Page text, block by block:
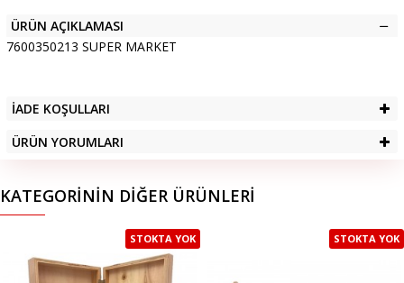
ÜRÜN AÇIKLAMASI
7600350213 SUPER MARKET
İADE KOŞULLARI
ÜRÜN YORUMLARI
KATEGORININ DIĞER ÜRÜNLERI
STOKTA YOK STOKTA YOK